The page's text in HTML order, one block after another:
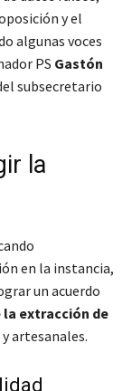
y el
algunas voces
PS Gastón
subsecretario
la
en la instancia,
un acuerdo
extracción de
artesanales.